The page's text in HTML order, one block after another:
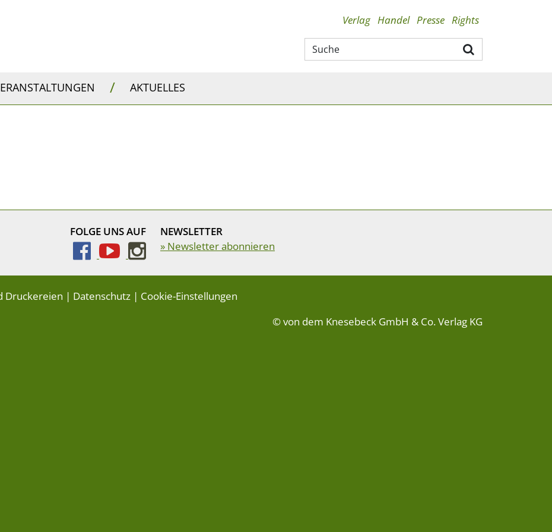
Verlag Handel Presse Rights
/ AKTUELLES
FOLGE UNS AUF
NEWSLETTER
» Newsletter abonnieren
Druckereien | Datenschutz | Cookie-Einstellungen
© von dem Knesebeck GmbH & Co. Verlag KG